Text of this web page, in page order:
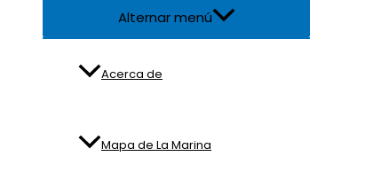
Alternar menú
Acerca de
Mapa de La Marina